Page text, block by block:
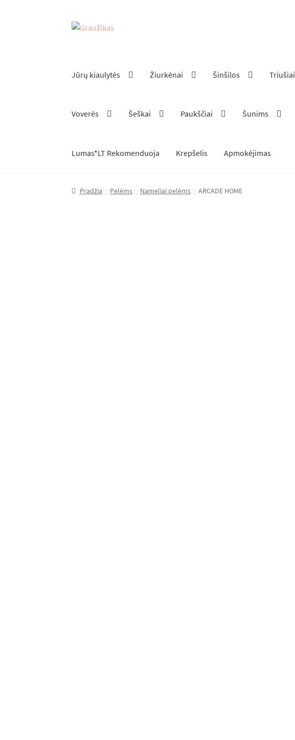
Pereiti
Pereiti
Jūrų kiaulytės Žiurkėnai Šinšilos Triušiai
Voverės Šeškai Paukščiai Šunims
Lumas*LT Rekomenduoja Krepšelis Apmokėjimas
Pradžia Pelėms Nameliai pelėms ARCADE HOME